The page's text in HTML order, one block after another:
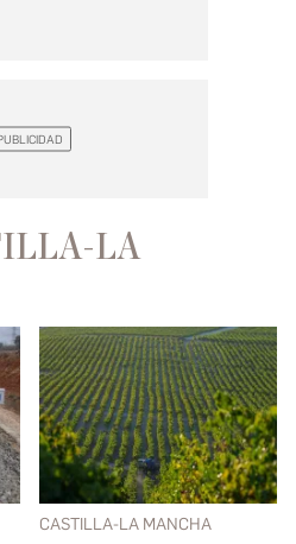
LA
CASTILLA-LA MANCHA